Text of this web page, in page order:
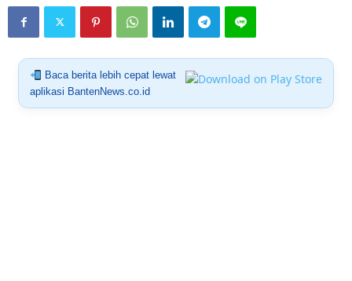
Baca berita lebih cepat lewat
aplikasi BantenNews.co.id